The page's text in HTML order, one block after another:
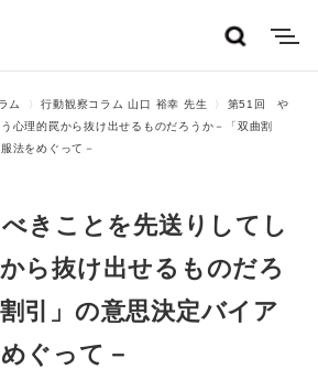
ム 行動観察コラム 山口 裕幸 先生
第51回 や
心理的罠から抜け出せるものだろうか－「双曲割
法をめぐって－
きことを先送りしてし
ら抜け出せるものだろ
引」の意思決定バイア
ぐって－